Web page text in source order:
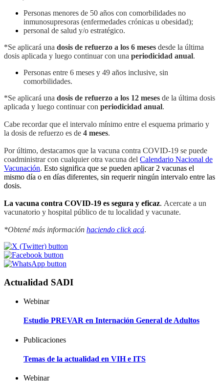
Personas menores de 50 años con comorbilidades no
inmunosupresoras (enfermedades crónicas u obesidad);
personal de salud y/o estratégico.
*Se aplicará una dosis de refuerzo a los 6 meses desde la última
dosis aplicada y luego continuar con una periodicidad anual.
Personas entre 6 meses y 49 años inclusive, sin
comorbilidades.
*Se aplicará una dosis de refuerzo a los 12 meses de la última dosis
aplicada y luego continuar con periodicidad anual.
Cabe recordar que el intervalo mínimo entre el esquema primario y
la dosis de refuerzo es de 4 meses.
Por último, destacamos que la vacuna contra COVID-19 se puede
coadministrar con cualquier otra vacuna del Calendario Nacional de
Vacunación. Esto significa que se pueden aplicar 2 vacunas el
mismo día o en días diferentes, sin requerir ningún intervalo entre las
dosis.
La vacuna contra COVID-19 es segura y eficaz. Acercate a un
vacunatorio y hospital público de tu localidad y vacunate.
*Obtené más información haciendo click acá.
Actualidad SADI
Webinar
Estudio PREVAR en Internación General de Adultos
Publicaciones
Temas de la actualidad en VIH e ITS
Webinar